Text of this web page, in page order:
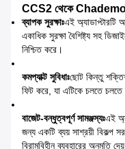
CCS2 থেকে Chademo
ব্যাপক সুরক্ষাঃএই অ্যাডাপ্টারটি
একাধিক সুরক্ষা বৈশিষ্ট্য সহ
নিশ্চিত করে।
কমপ্যাক্ট সুবিধাঃছোট কিন্তু
ফিট করে, যা এটিকে চলতে
বাজেট-বন্ধুত্বপূর্ণ সামঞ্জস্যঃএই
জন্য একটি ব্যয় সাশ্রয়ী বিকল্প
বিরামবিহীন ব্যবহারের অনুমতি